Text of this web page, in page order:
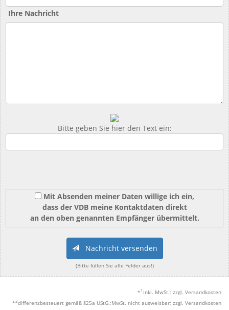
Ihre Nachricht
Bitte geben Sie hier den Text ein:
Mit Absenden meiner Daten willige ich ein,
dass der VDB meine Kontaktdaten direkt
an den oben genannten Empfänger übermittelt.
Nachricht versenden
(Bitte füllen Sie alle Felder aus!)
* 1 inkl. MwSt.; zzgl. Versandkosten
*2differenzbesteuert gemäß §25a UStG.;MwSt. nicht ausweisbar; zzgl. Versandkosten